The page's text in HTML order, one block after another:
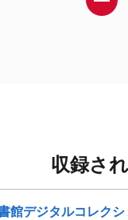
収録さ
館デジタルコレクシ